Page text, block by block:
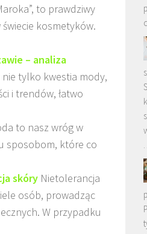
to prawdziwy
kosmetyków.
– analiza
tylko kwestia mody,
i trendów, łatwo
to nasz wróg w
sposobom, które co
skóry Nietolerancja
osób, prowadząc
W przypadku